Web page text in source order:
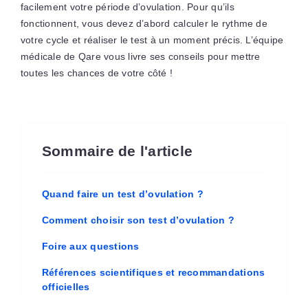
facilement votre période d’ovulation. Pour qu’ils
fonctionnent, vous devez d’abord calculer le rythme de
votre cycle et réaliser le test à un moment précis. L’équipe
médicale de Qare vous livre ses conseils pour mettre
toutes les chances de votre côté !
Sommaire de l'article
Quand faire un test d’ovulation ?
Comment choisir son test d’ovulation ?
Foire aux questions
Références scientifiques et recommandations
officielles